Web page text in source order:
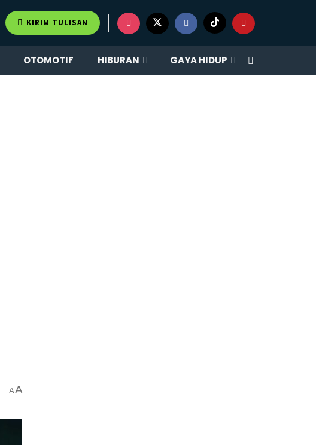
KIRIM TULISAN
OTOMOTIF HIBURAN GAYA HIDUP
AA